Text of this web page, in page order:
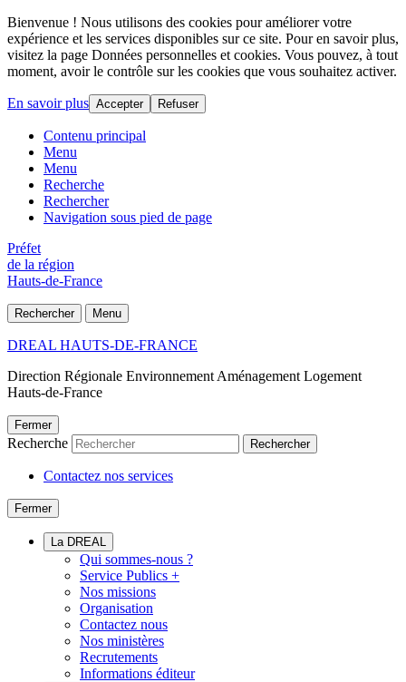
Bienvenue ! Nous utilisons des cookies pour améliorer votre
expérience et les services disponibles sur ce site. Pour en savoir plus,
visitez la page Données personnelles et cookies. Vous pouvez, à tout
moment, avoir le contrôle sur les cookies que vous souhaitez activer.
En savoir plus Accepter Refuser
Contenu principal
Menu
Menu
Recherche
Rechercher
Navigation sous pied de page
Préfet
de la région
Hauts-de-France
Rechercher Menu
DREAL HAUTS-DE-FRANCE
Direction Régionale Environnement Aménagement Logement
Hauts-de-France
Fermer
Recherche Rechercher
Contactez nos services
Fermer
La DREAL
Qui sommes-nous ?
Service Publics +
Nos missions
Organisation
Contactez nous
Nos ministères
Recrutements
Informations éditeur